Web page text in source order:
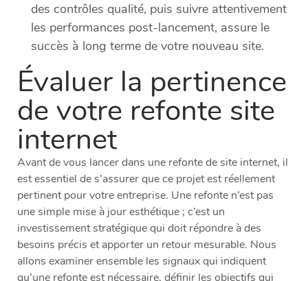
des contrôles qualité, puis suivre attentivement
les performances post-lancement, assure le
succès à long terme de votre nouveau site.
Évaluer la pertinence
de votre refonte site
internet
Avant de vous lancer dans une refonte de site internet, il
est essentiel de s’assurer que ce projet est réellement
pertinent pour votre entreprise. Une refonte n’est pas
une simple mise à jour esthétique ; c’est un
investissement stratégique qui doit répondre à des
besoins précis et apporter un retour mesurable. Nous
allons examiner ensemble les signaux qui indiquent
qu’une refonte est nécessaire, définir les objectifs qui